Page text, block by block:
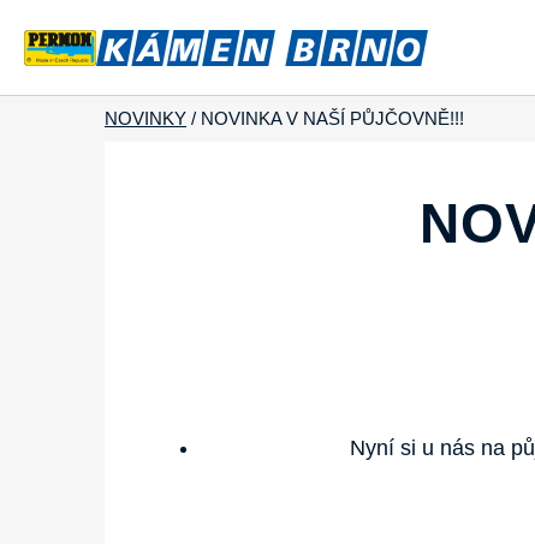
NOVINKY / NOVINKA V NAŠÍ PŮJČOVNĚ!!!
Nyní si u nás na